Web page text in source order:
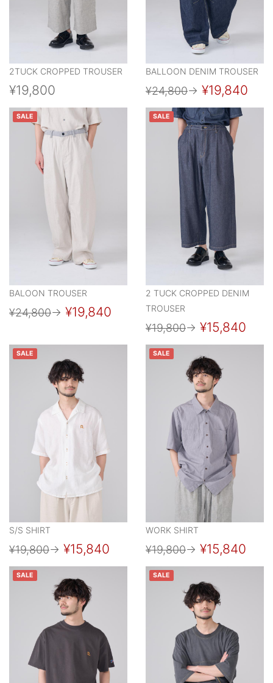
2TUCK CROPPED TROUSER
¥19,800
BALLOON DENIM TROUSER
¥24,800→ ¥19,840
SALE
BALOON TROUSER
¥24,800→ ¥19,840
SALE
2 TUCK CROPPED DENIM
TROUSER
¥19,800→ ¥15,840
SALE
S/S SHIRT
¥19,800→ ¥15,840
SALE
WORK SHIRT
¥19,800→ ¥15,840
SALE SALE